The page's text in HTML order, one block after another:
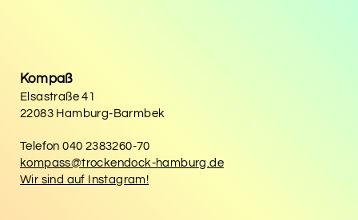
Kompaß
Elsastraße 41
22083 Hamburg-Barmbek
Telefon 040 2383260-70
kompass@trockendock-hamburg.de
Wir sind auf Instagram!